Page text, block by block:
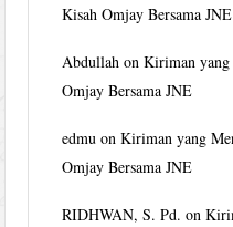
Kisah Omjay Bersama JNE
Abdullah onKiriman
Omjay Bersama JNE
edmu onKiriman yang
Omjay Bersama JNE
RIDHWAN, S. Pd. on